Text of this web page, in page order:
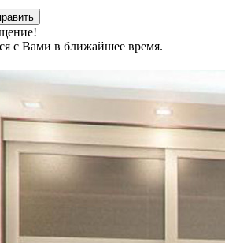
с Вами в ближайшее время.